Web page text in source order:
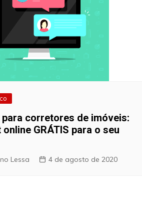
para corretores de imóveis:
online GRÁTIS para o seu
Lessa 4 de agosto de 2020